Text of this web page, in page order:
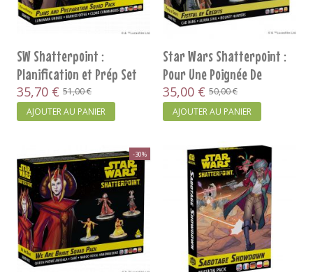
SW Shatterpoint :
Planification et Prép Set
d'Escouade
35,70 € 51,00 €
AJOUTER AU PANIER
Star Wars Shatterpoint :
Pour Une Poignée De
Crédits
35,00 € 50,00 €
AJOUTER AU PANIER
-30%